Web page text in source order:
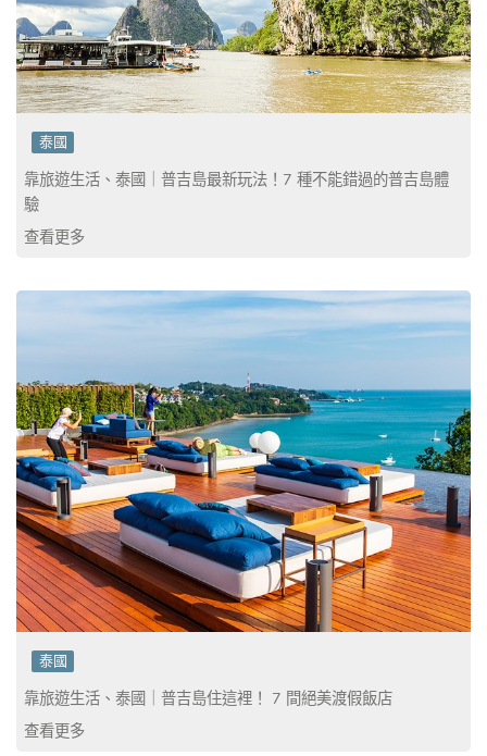
泰國
靠旅遊生活、泰國｜普吉島最新玩法！7 種不能錯過的普吉島體
驗
查看更多
泰國
靠旅遊生活、泰國｜普吉島住這裡！ 7 間絕美渡假飯店
查看更多